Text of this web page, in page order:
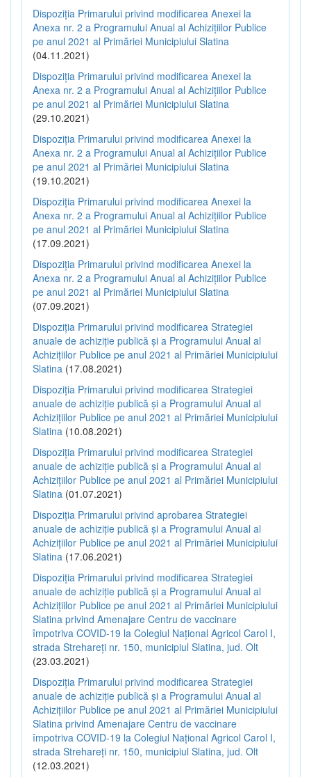
Dispoziția Primarului privind modificarea Anexei la
Anexa nr. 2 a Programului Anual al Achizițiilor Publice
pe anul 2021 al Primăriei Municipiului Slatina
(04.11.2021)
Dispoziția Primarului privind modificarea Anexei la
Anexa nr. 2 a Programului Anual al Achizițiilor Publice
pe anul 2021 al Primăriei Municipiului Slatina
(29.10.2021)
Dispoziția Primarului privind modificarea Anexei la
Anexa nr. 2 a Programului Anual al Achizițiilor Publice
pe anul 2021 al Primăriei Municipiului Slatina
(19.10.2021)
Dispoziția Primarului privind modificarea Anexei la
Anexa nr. 2 a Programului Anual al Achizițiilor Publice
pe anul 2021 al Primăriei Municipiului Slatina
(17.09.2021)
Dispoziția Primarului privind modificarea Anexei la
Anexa nr. 2 a Programului Anual al Achizițiilor Publice
pe anul 2021 al Primăriei Municipiului Slatina
(07.09.2021)
Dispoziția Primarului privind modificarea Strategiei
anuale de achiziție publică și a Programului Anual al
Achizițiilor Publice pe anul 2021 al Primăriei Municipiului
Slatina (17.08.2021)
Dispoziția Primarului privind modificarea Strategiei
anuale de achiziție publică și a Programului Anual al
Achizițiilor Publice pe anul 2021 al Primăriei Municipiului
Slatina (10.08.2021)
Dispoziția Primarului privind modificarea Strategiei
anuale de achiziție publică și a Programului Anual al
Achizițiilor Publice pe anul 2021 al Primăriei Municipiului
Slatina (01.07.2021)
Dispoziția Primarului privind aprobarea Strategiei
anuale de achiziție publică și a Programului Anual al
Achizițiilor Publice pe anul 2021 al Primăriei Municipiului
Slatina (17.06.2021)
Dispoziția Primarului privind modificarea Strategiei
anuale de achiziție publică și a Programului Anual al
Achizițiilor Publice pe anul 2021 al Primăriei Municipiului
Slatina privind Amenajare Centru de vaccinare
împotriva COVID-19 la Colegiul Național Agricol Carol I,
strada Strehareți nr. 150, municipiul Slatina, jud. Olt
(23.03.2021)
Dispoziția Primarului privind modificarea Strategiei
anuale de achiziție publică și a Programului Anual al
Achizițiilor Publice pe anul 2021 al Primăriei Municipiului
Slatina privind Amenajare Centru de vaccinare
împotriva COVID-19 la Colegiul Național Agricol Carol I,
strada Strehareți nr. 150, municipiul Slatina, jud. Olt
(12.03.2021)